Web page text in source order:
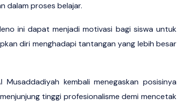
dalam proses belajar.
ini dapat menjadi motivasi bagi siswa untuk
diri menghadapi tantangan yang lebih besar
kembali menegaskan posisinya
tinggi profesionalisme demi mencetak